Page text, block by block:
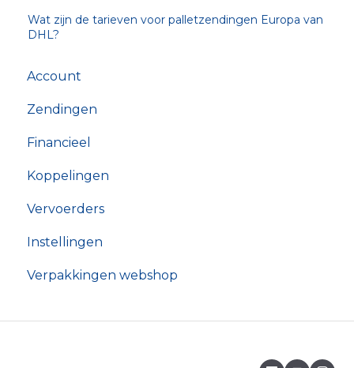
Wat zijn de tarieven voor palletzendingen Europa van
DHL?
Account
Zendingen
Financieel
Koppelingen
Vervoerders
Instellingen
Verpakkingen webshop